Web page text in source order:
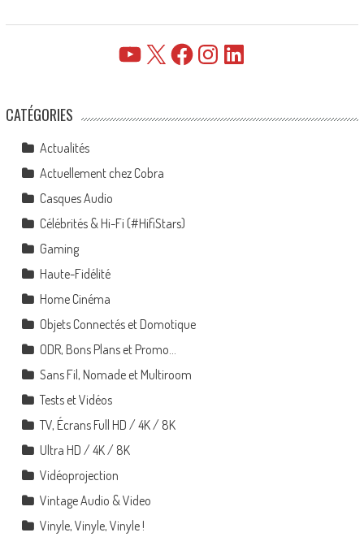
YouTube FacebookInstagramLinkedIn
CATÉGORIES
Actualités
Actuellement chez Cobra
Casques Audio
Célébrités & Hi-Fi (#HifiStars)
Gaming
Haute-Fidélité
Home Cinéma
Objets Connectés et Domotique
ODR, Bons Plans et Promo…
Sans Fil, Nomade et Multiroom
Tests et Vidéos
TV, Écrans Full HD / 4K / 8K
Ultra HD / 4K / 8K
Vidéoprojection
Vintage Audio & Video
Vinyle, Vinyle, Vinyle !